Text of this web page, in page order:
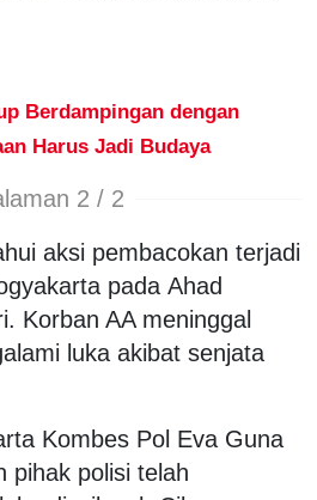
Berdampingan dengan
Harus Jadi Budaya
2 / 2
aksi pembacokan terjadi
pada Ahad
Korban AA meninggal
luka akibat senjata
Kombes Pol Eva Guna
pihak polisi telah